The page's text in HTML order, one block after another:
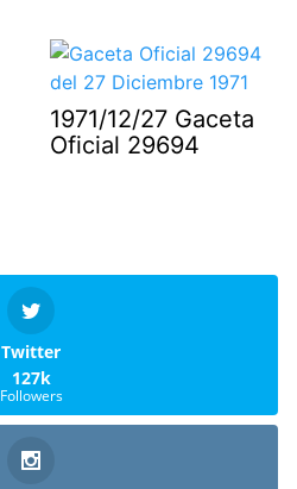
1971/12/27 Gaceta
Oficial 29694
Twitter
127k
Followers